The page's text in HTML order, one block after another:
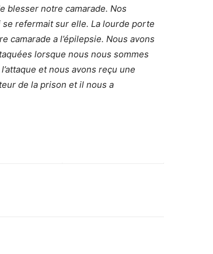
blesser notre camarade. Nos
se refermait sur elle. La lourde porte
camarade a l’épilepsie. Nous avons
lorsque nous nous sommes
et nous avons reçu une
de la prison et il nous a